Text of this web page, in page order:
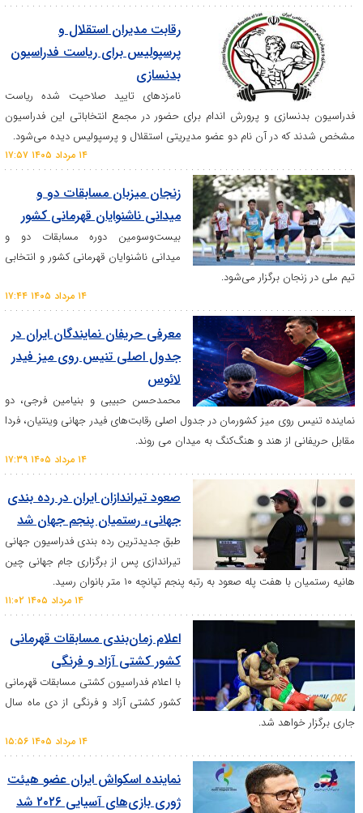
رقابت مدیران استقلال و
پرسپولیس برای ریاست فدراسیون
بدنسازی
نامزد‌های تایید صلاحیت شده ریاست
و پرورش اندام برای حضور در مجمع انتخاباتی این فدراسیون
آن نام دو عضو مدیریتی استقلال و پرسپولیس دیده می‌شود.
زنجان میزبان مسابقات دو و
میدانی ناشنوایان قهرمانی کشور
بیست‌وسومین دوره مسابقات دو و
میدانی ناشنوایان قهرمانی کشور و انتخابی
برگزار می‌شود.
معرفی حریفان نمایندگان ایران در
جدول اصلی تنیس روی میز فیدر
لائوس
محمدحسن حبیبی و بنیامین فرجی، دو
میز کشورمان در جدول اصلی رقابت‌های فیدر جهانی وینتیان، فردا
از هند و هنگ‌کنگ به میدان می روند.
صعود تیراندازان ایران در رده بندی
جهانی، رستمیان پنجم جهان شد
طبق جدیدترین رده بندی فدراسیون جهانی
تیراندازی پس از برگزاری جام جهانی چین
پله صعود به رتبه پنجم تپانچه ۱۰ متر بانوان رسید.
اعلام زمان‌بندی مسابقات قهرمانی
کشور کشتی آزاد و فرنگی
با اعلام فدراسیون کشتی مسابقات قهرمانی
کشور کشتی آزاد و فرنگی از دی ماه سال
شد.
نماینده اسکواش ایران عضو هیئت
ژوری بازی‌های آسیایی ۲۰۲۶ شد